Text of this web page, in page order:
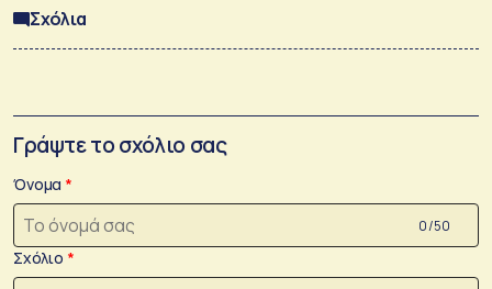
Σχόλια
Γράψτε το σχόλιο σας
Όνομα
0 /50
Σχόλιο